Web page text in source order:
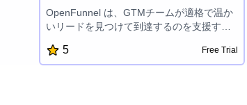
OpenFunnel は、GTMチームが適格で温か
いリードを見つけて到達するのを支援する
のプラットフォームは、ウェブ全体で実時
間のインテントシグナルを捕捉し、製品と
5 Free Trial